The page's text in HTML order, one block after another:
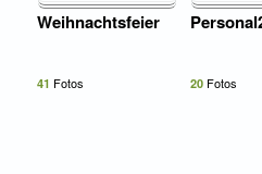
Weihnachtsfeier
41 Fotos 20Fotos